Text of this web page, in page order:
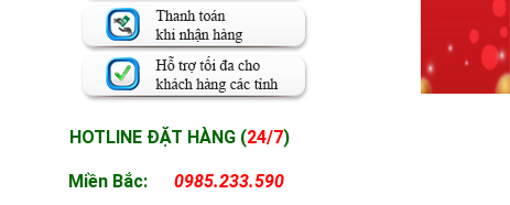
HOTLINE ĐẶT HÀNG (24/7)
Miền Bắc: 0985.233.590